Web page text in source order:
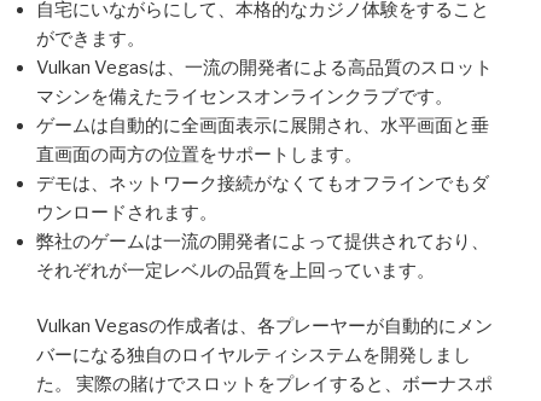
自宅にいながらにして、本格的なカジノ体験をすること
ができます。
Vulkan Vegasは、一流の開発者による高品質のスロット
マシンを備えたライセンスオンラインクラブです。
ゲームは自動的に全画面表示に展開され、水平画面と垂
直画面の両方の位置をサポートします。
デモは、ネットワーク接続がなくてもオフラインでもダ
ウンロードされます。
弊社のゲームは一流の開発者によって提供されており、
それぞれが一定レベルの品質を上回っています。
Vulkan Vegasの作成者は、各プレーヤーが自動的にメン
バーになる独自のロイヤルティシステムを開発しまし
た。 実際の賭けでスロットをプレイすると、ボーナスポ